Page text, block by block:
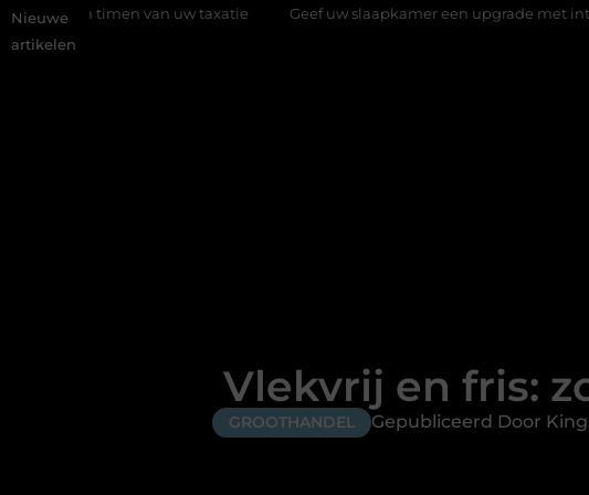
Nieuwe
artikelen
uw taxatie Geef uw slaapkamer een upgrade met interieuradvies Zwolle
Vlekvrij en fris:
GROOTHANDEL Gepubliceerd Door